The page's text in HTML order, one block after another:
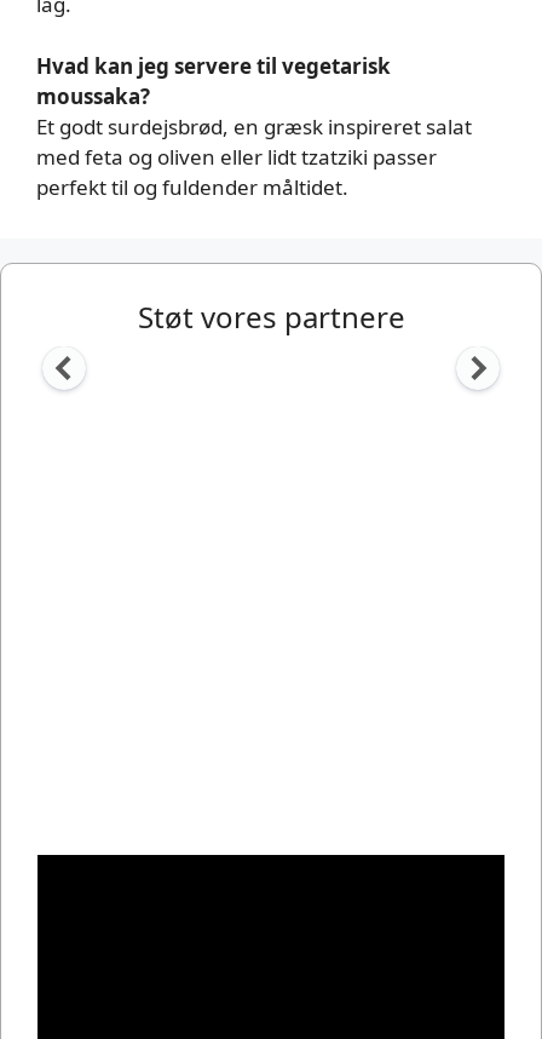
Hvad kan jeg servere til vegetarisk
moussaka?
Et godt surdejsbrød, en græsk inspireret salat
med feta og oliven eller lidt tzatziki passer
perfekt til og fuldender måltidet.
Støt vores partnere